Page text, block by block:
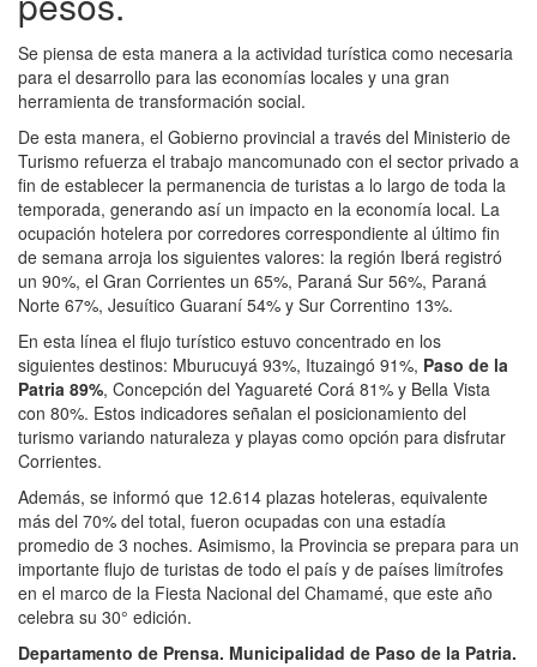
Se piensa de esta manera a la actividad turística como necesaria
para el desarrollo para las economías locales y una gran
herramienta de transformación social.
De esta manera, el Gobierno provincial a través del Ministerio de
Turismo refuerza el trabajo mancomunado con el sector privado a
fin de establecer la permanencia de turistas a lo largo de toda la
temporada, generando así un impacto en la economía local. La
ocupación hotelera por corredores correspondiente al último fin
de semana arroja los siguientes valores: la región Iberá registró
un 90%, el Gran Corrientes un 65%, Paraná Sur 56%, Paraná
Norte 67%, Jesuítico Guaraní 54% y Sur Correntino 13%.
En esta línea el flujo turístico estuvo concentrado en los
siguientes destinos: Mburucuyá 93%, Ituzaingó 91%, Paso de la
Patria 89%, Concepción del Yaguareté Corá 81% y Bella Vista
con 80%. Estos indicadores señalan el posicionamiento del
turismo variando naturaleza y playas como opción para disfrutar
Corrientes.
Además, se informó que 12.614 plazas hoteleras, equivalente
más del 70% del total, fueron ocupadas con una estadía
promedio de 3 noches. Asimismo, la Provincia se prepara para un
importante flujo de turistas de todo el país y de países limítrofes
en el marco de la Fiesta Nacional del Chamamé, que este año
celebra su 30° edición.
Departamento de Prensa. Municipalidad de Paso de la Patria.